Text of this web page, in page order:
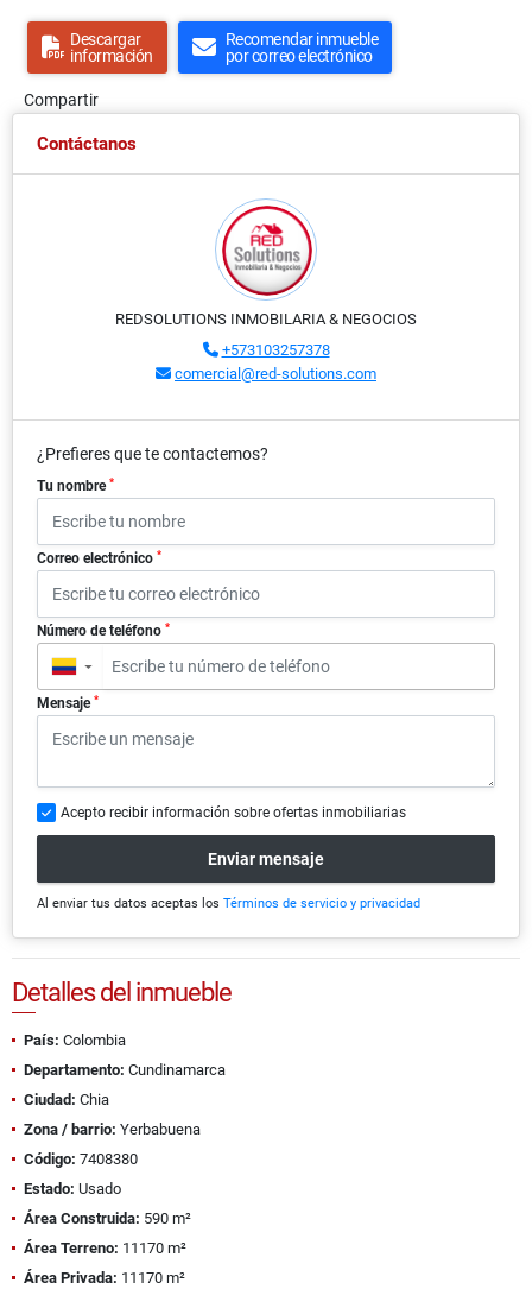
Descargar
información
Recomendar inmueble
por correo electrónico
Compartir
Contáctanos
REDSOLUTIONS INMOBILARIA & NEGOCIOS
+573103257378
comercial@red-solutions.com
¿Prefieres que te contactemos?
Tu nombre *
Correo electrónico *
Número de teléfono *
▼
Mensaje *
Acepto recibir información sobre ofertas inmobiliarias
Enviar mensaje
Al enviar tus datos aceptas los Términos de servicio y privacidad
Detalles del inmueble
País: Colombia
Departamento: Cundinamarca
Ciudad: Chia
Zona / barrio: Yerbabuena
Código: 7408380
Estado: Usado
Área Construida: 590 m²
Área Terreno: 11170 m²
Área Privada: 11170 m²